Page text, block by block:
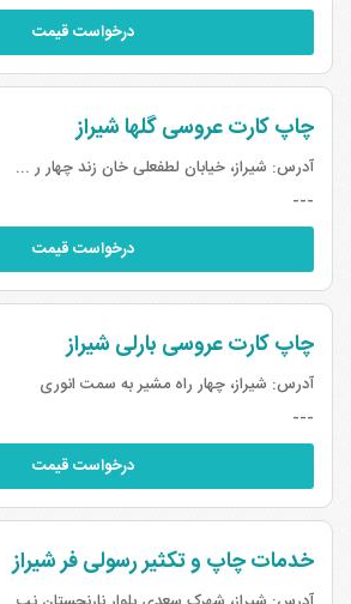
درخواست قیمت
چاپ کارت عروسی گلها شیراز
آدرس: شیراز، خیابان لطفعلی خان زند چهار ر ...
---
درخواست قیمت
چاپ کارت عروسی بارلی شیراز
آدرس: شیراز، چهار راه مشیر به سمت انوری
---
درخواست قیمت
خدمات چاپ و تکثیر رسولی فر شیراز